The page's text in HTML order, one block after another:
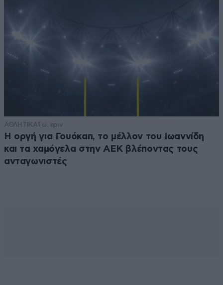
ΑΘΛΗΤΙΚΑ1 ω. πριν
Η οργή για Γουόκαπ, το μέλλον του Ιωαννίδη
και τα χαμόγελα στην ΑΕΚ βλέποντας τους
ανταγωνιστές